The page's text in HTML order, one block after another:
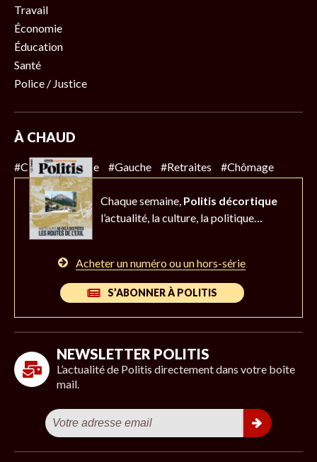
Travail
Économie
Éducation
Santé
Police / Justice
À CHAUD
#Climat #Police #Gauche #Retraites #Chômage
Chaque semaine, Politis décortique
l’actualité, la culture, la politique…
Acheter un numéro ou un hors-série
S’ABONNER À POLITIS
NEWSLETTER POLITIS
L’actualité de Politis directement dans votre boîte
mail.